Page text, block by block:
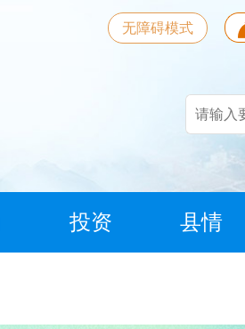
无障碍模式
投资 县情